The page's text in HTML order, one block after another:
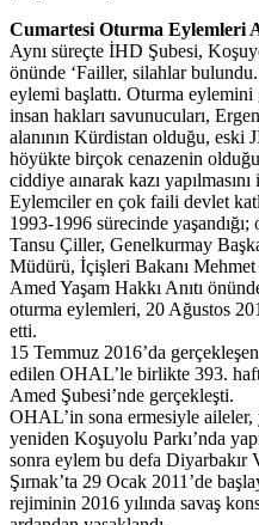
Cumartesi Oturma Eylemleri
Aynı süreçte İHD Şubesi,
önünde ‘Failler, silahlar
eylemi başlattı. Oturma eylemini
insan hakları savunucuları,
alanının Kürdistan olduğu, eski
höyükte birçok cenazenin olduğu
ciddiye aınarak kazı yapılmasını
Eylemciler en çok faili devlet
1993-1996 sürecinde
Tansu Çiller, Genelkurmay
Müdürü, İçişleri Bakanı Mehmet
Amed Yaşam Hakkı Anıtı
oturma eylemleri, 20 Ağustos
etti.
15 Temmuz 2016’da
edilen OHAL’le birlikte 393.
Amed Şubesi’nde gerçekleşti.
OHAL’in sona ermesiyle
yeniden Koşuyolu Parkı’nda
sonra eylem bu defa Diyarbakır
Şırnak’ta 29 Ocak 2011’de
rejiminin 2016 yılında savaş